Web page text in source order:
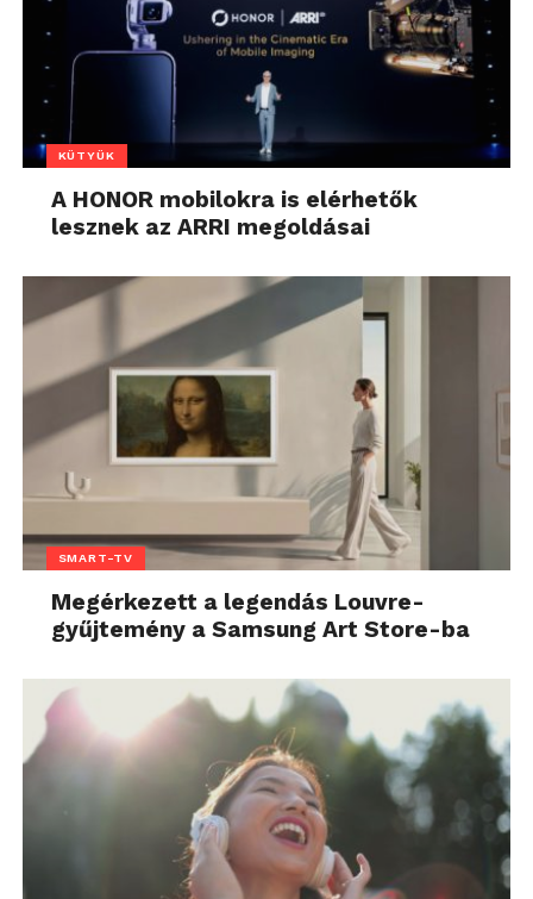
KÜTYÜK
A HONOR mobilokra is elérhetők
lesznek az ARRI megoldásai
SMART-TV
Megérkezett a legendás Louvre-
gyűjtemény a Samsung Art Store-ba